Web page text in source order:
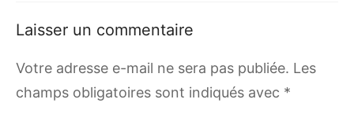
Laisser un commentaire
Votre adresse e-mail ne sera pas publiée. Les
champs obligatoires sont indiqués avec *